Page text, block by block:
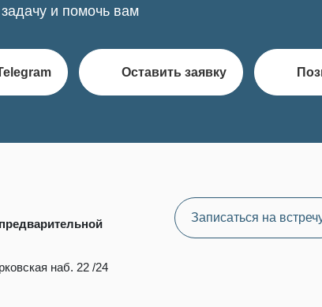
и помочь вам
Оставить заявку
наб. 22 /24
Записаться на